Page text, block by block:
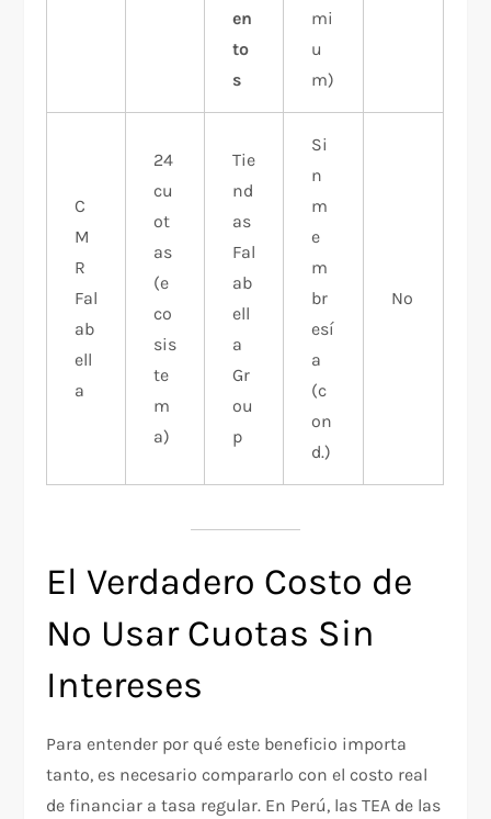
en
to
s
mi
u
m)
C
M
R
Fal
ab
ell
a
24
cu
ot
as
(e
co
sis
te
m
a)
Tie
nd
as
Fal
ab
ell
a
Gr
ou
p
Si
n
m
e
m
br
esí
a
(c
on
d.)
No
El Verdadero Costo de
No Usar Cuotas Sin
Intereses
Para entender por qué este beneficio importa
tanto, es necesario compararlo con el costo real
de financiar a tasa regular. En Perú, las TEA de las